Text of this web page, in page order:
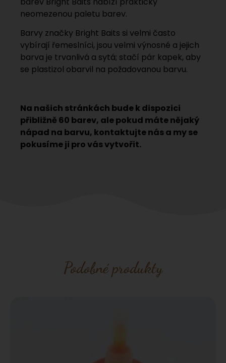
neomezenou paletu barev.
Barvy značky Bright Baits si velmi často
vybírají řemeslníci, jsou velmi výnosné a jejich
barva je trvanlivá a sytá; stačí pár kapek, aby
se plastizol obarvil na požadovanou barvu.
Na našich stránkách bude k dispozici
přibližně 60 barev, ale pokud máte nějaký
nápad na barvu, kontaktujte nás a my se
pokusíme ji pro vás vytvořit.
Podobné produkty